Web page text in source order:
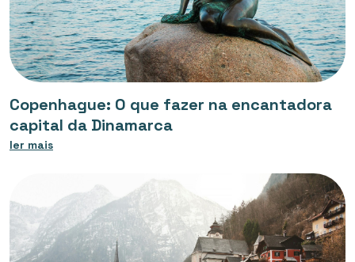
Copenhague: O que fazer na encantadora
capital da Dinamarca
ler mais